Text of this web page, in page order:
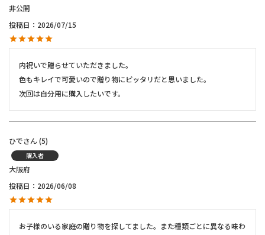
非公開
投稿日
2026/07/15
内祝いで贈らせていただきました。
色もキレイで可愛いので贈り物にピッタリだと思いました。
次回は自分用に購入したいです。
ひで 5
購入者
大阪府
投稿日
2026/06/08
お子様のいる家庭の贈り物を探してました。また種類ごとに異なる味わ